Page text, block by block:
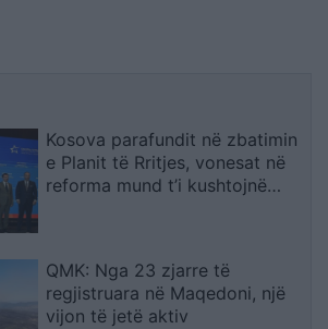
Kosova parafundit në zbatimin
e Planit të Rritjes, vonesat në
reforma mund t’i kushtojnë
QMK: Nga 23 zjarre të
regjistruara në Maqedoni, një
vijon të jetë aktiv